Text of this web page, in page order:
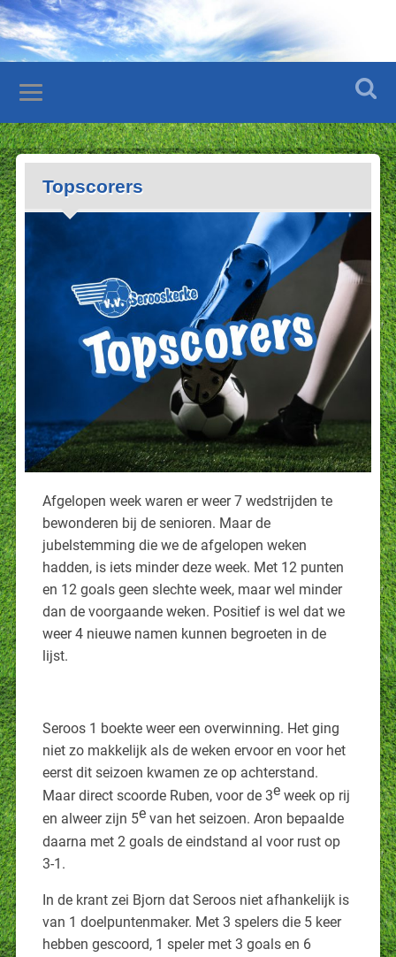
Topscorers
Afgelopen week waren er weer 7 wedstrijden te
bewonderen bij de senioren. Maar de
jubelstemming die we de afgelopen weken
hadden, is iets minder deze week. Met 12 punten
en 12 goals geen slechte week, maar wel minder
dan de voorgaande weken. Positief is wel dat we
weer 4 nieuwe namen kunnen begroeten in de
lijst.
Seroos 1 boekte weer een overwinning. Het ging
niet zo makkelijk als de weken ervoor en voor het
eerst dit seizoen kwamen ze op achterstand.
Maar direct scoorde Ruben, voor de 3eweek op rij
en alweer zijn 5evan het seizoen. Aron bepaalde
daarna met 2 goals de eindstand al voor rust op
3-1.
In de krant zei Bjorn dat Seroos niet afhankelijk is
van 1 doelpuntenmaker. Met 3 spelers die 5 keer
hebben gescoord, 1 speler met 3 goals en 6